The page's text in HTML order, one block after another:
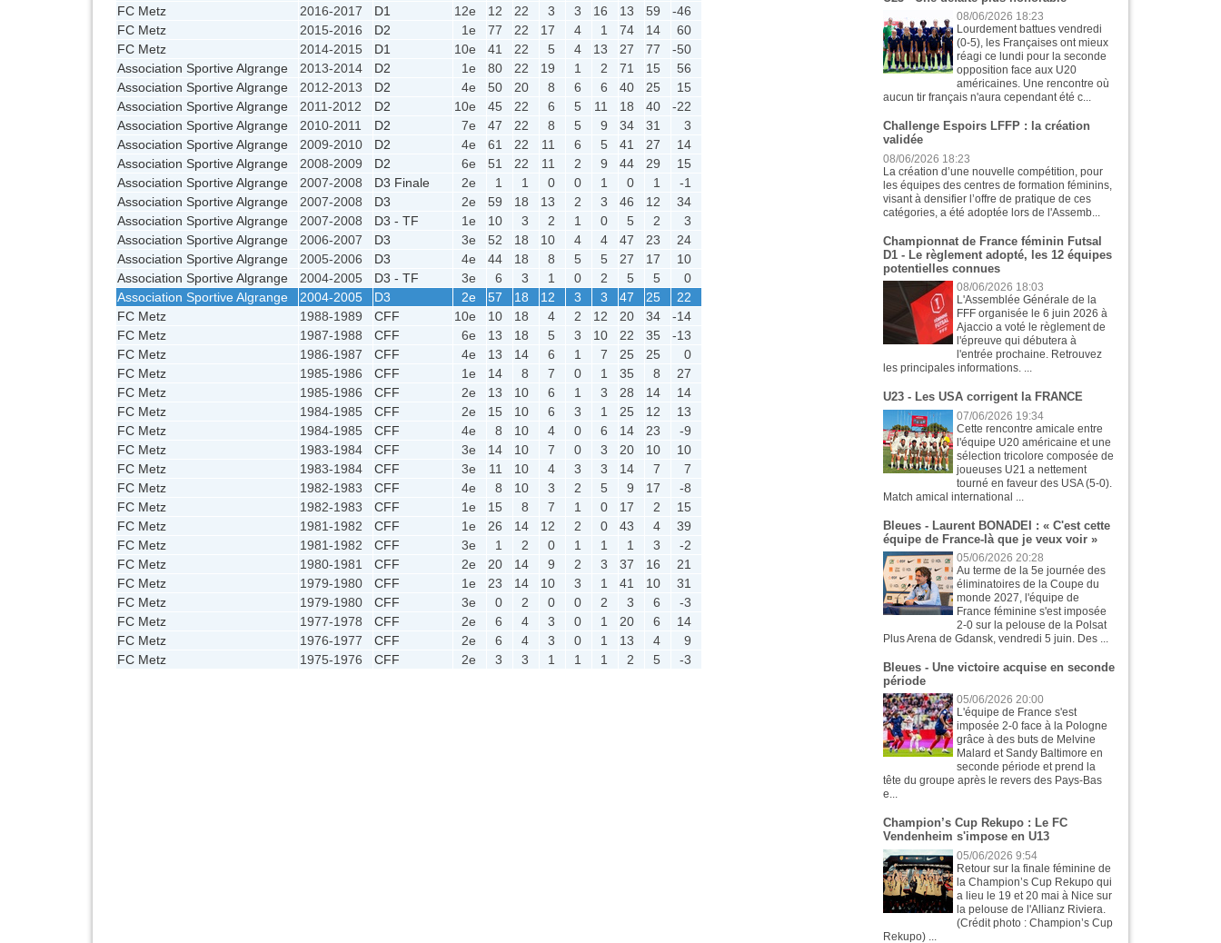
FC Metz
2016-2017 D1 12e 12 22 3 3 16 13 59
-46
FC Metz
2015-2016 D2 1e 77 22 17 4 1 74 14
60
FC Metz
2014-2015 D1 10e 41 22 5 4 13 27 77
-50
Association Sportive Algrange
2013-2014 D2 1e 80 22 19 1 2 71 15
56
Association Sportive Algrange
2012-2013 D2 4e 50 20 8 6 6 40 25
15
Association Sportive Algrange
2011-2012 D2 10e 45 22 6 5 11 18 40
-22
Association Sportive Algrange
2010-2011 D2 7e 47 22 8 5 9 34 31
3
Association Sportive Algrange
2009-2010 D2 4e 61 22 11 6 5 41 27
14
Association Sportive Algrange
2008-2009 D2 6e 51 22 11 2 9 44 29
15
Association Sportive Algrange
2007-2008 D3 Finale 2e 1 1 0 0 1 0 1
-1
Association Sportive Algrange
2007-2008 D3 2e 59 18 13 2 3 46 12
34
Association Sportive Algrange
2007-2008 D3 - TF 1e 10 3 2 1 0 5 2
3
Association Sportive Algrange
2006-2007 D3 3e 52 18 10 4 4 47 23
24
Association Sportive Algrange
2005-2006 D3 4e 44 18 8 5 5 27 17
10
Association Sportive Algrange
2004-2005 D3 - TF 3e 6 3 1 0 2 5 5
0
Association Sportive Algrange
2004-2005 D3 2e 57 18 12 3 3 47 25
22
FC Metz
1988-1989 CFF 10e 10 18 4 2 12 20 34
-14
FC Metz
1987-1988 CFF 6e 13 18 5 3 10 22 35
-13
FC Metz
1986-1987 CFF 4e 13 14 6 1 7 25 25
0
FC Metz
1985-1986 CFF 1e 14 8 7 0 1 35 8
27
FC Metz
1985-1986 CFF 2e 13 10 6 1 3 28 14
14
FC Metz
1984-1985 CFF 2e 15 10 6 3 1 25 12
13
FC Metz
1984-1985 CFF 4e 8 10 4 0 6 14 23
-9
FC Metz
1983-1984 CFF 3e 14 10 7 0 3 20 10
10
FC Metz
1983-1984 CFF 3e 11 10 4 3 3 14 7
7
FC Metz
1982-1983 CFF 4e 8 10 3 2 5 9 17
-8
FC Metz
1982-1983 CFF 1e 15 8 7 1 0 17 2
15
FC Metz
1981-1982 CFF 1e 26 14 12 2 0 43 4
39
FC Metz
1981-1982 CFF 3e 1 2 0 1 1 1 3
-2
FC Metz
1980-1981 CFF 2e 20 14 9 2 3 37 16
21
FC Metz
1979-1980 CFF 1e 23 14 10 3 1 41 10
31
FC Metz
1979-1980 CFF 3e 0 2 0 0 2 3 6
-3
FC Metz
1977-1978 CFF 2e 6 4 3 0 1 20 6
14
FC Metz
1976-1977 CFF 2e 6 4 3 0 1 13 4
9
FC Metz
1975-1976 CFF 2e 3 3 1 1 1 2 5 -3
08/06/2026 18:23
Lourdement battues vendredi
(0-5), les Françaises ont mieux
réagi ce lundi pour la seconde
opposition face aux U20
américaines. Une rencontre où
aucun tir français n'aura cependant été c...
Challenge Espoirs LFFP : la création
validée
08/06/2026 18:23
La création d’une nouvelle compétition, pour
les équipes des centres de formation féminins,
visant à densifier l’offre de pratique de ces
catégories, a été adoptée lors de l'Assemb...
Championnat de France féminin Futsal
D1 - Le règlement adopté, les 12 équipes
potentielles connues
08/06/2026 18:03
L'Assemblée Générale de la
FFF organisée le 6 juin 2026 à
Ajaccio a voté le règlement de
l'épreuve qui débutera à
l'entrée prochaine. Retrouvez
les principales informations. ...
U23 - Les USA corrigent la FRANCE
07/06/2026 19:34
Cette rencontre amicale entre
l'équipe U20 américaine et une
sélection tricolore composée de
joueuses U21 a nettement
tourné en faveur des USA (5-0).
Match amical international ...
Bleues - Laurent BONADEI : « C'est cette
équipe de France-là que je veux voir »
05/06/2026 20:28
Au terme de la 5e journée des
éliminatoires de la Coupe du
monde 2027, l'équipe de
France féminine s'est imposée
2-0 sur la pelouse de la Polsat
Plus Arena de Gdansk, vendredi 5 juin. Des ...
Bleues - Une victoire acquise en seconde
période
05/06/2026 20:00
L'équipe de France s'est
imposée 2-0 face à la Pologne
grâce à des buts de Melvine
Malard et Sandy Baltimore en
seconde période et prend la
tête du groupe après le revers des Pays-Bas
e...
Champion’s Cup Rekupo : Le FC
Vendenheim s'impose en U13
05/06/2026 9:54
Retour sur la finale féminine de
la Champion’s Cup Rekupo qui
a lieu le 19 et 20 mai à Nice sur
la pelouse de l'Allianz Riviera.
(Crédit photo : Champion’s Cup
Rekupo) ...